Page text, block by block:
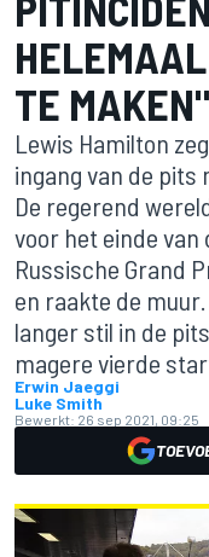
TE MAKEN"
Lewis Hamilton
ingang van de pits
De regerend
voor het einde
Russische Grand
en raakte de
langer stil in de
magere vierde
Erwin Jaeggi
Luke Smith
Bewerkt: 26 sep 2021, 09:25